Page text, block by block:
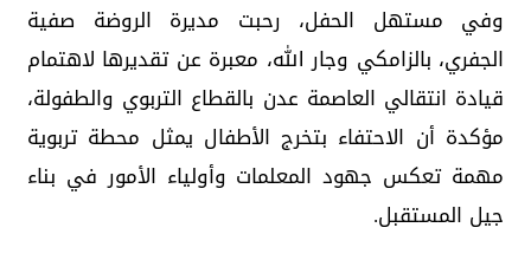
وفي مستهل الحفل، رحبت مديرة الروضة صفية
الجفري، بالزامكي وجار الله، معبرة عن تقديرها لاهتمام
قيادة انتقالي العاصمة عدن بالقطاع التربوي والطفولة،
مؤكدة أن الاحتفاء بتخرج الأطفال يمثل محطة تربوية
مهمة تعكس جهود المعلمات وأولياء الأمور في بناء
جيل المستقبل.